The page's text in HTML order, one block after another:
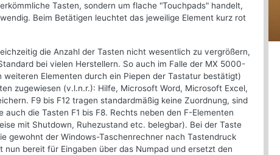
Tasten, sondern um flache "Touchpads" handelt,
Beim Betätigen leuchtet das jeweilige Element kurz rot
die Anzahl der Tasten nicht wesentlich zu vergrößern,
bei vielen Herstellern. So auch im Falle der MX 5000-
Elementen durch ein Piepen der Tastatur bestätigt)
zugewiesen (v.l.n.r.): Hilfe, Microsoft Word, Microsoft Excel,
F9 bis F12 tragen standardmäßig keine Zuordnung, sind
die Tasten F1 bis F8. Rechts neben den F-Elementen
mit Shutdown, Ruhezustand etc. belegbar). Bei der Taste
gewohnt der Windows-Taschenrechner nach Tastendruck
bereit für Eingaben über das Numpad und ersetzt den